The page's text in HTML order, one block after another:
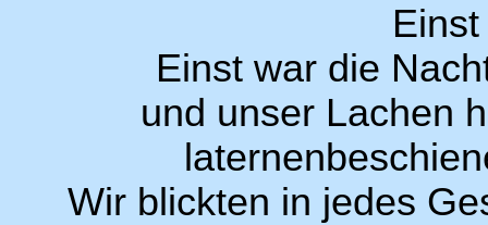
Einst
Einst war die
und unser Lachen
Wir blickten in jedes